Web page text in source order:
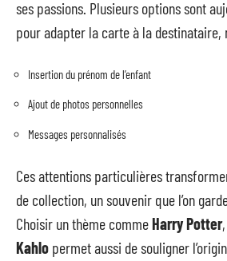
ses passions. Plusieurs options sont
pour adapter la carte à la destinataire,
Insertion du prénom de l’enfant
Ajout de photos personnelles
Messages personnalisés
Ces attentions particulières
de collection, un souvenir que l’on
Choisir un thème commeHarry Potter,
Kahlo permet aussi de souligner